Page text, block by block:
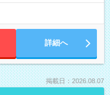
詳細へ
掲載日：2026.08.07